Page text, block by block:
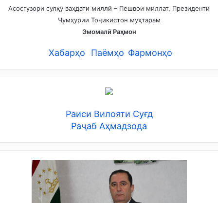
Асосгузори сулҳу ваҳдати миллӣ – Пешвои миллат, Президенти
Ҷумҳурии Тоҷикистон муҳтарам
Эмомалӣ Раҳмон
Хабарҳо Паёмҳо Фармонҳо
Раиси Вилояти Суғд
Раҷаб Аҳмадзода